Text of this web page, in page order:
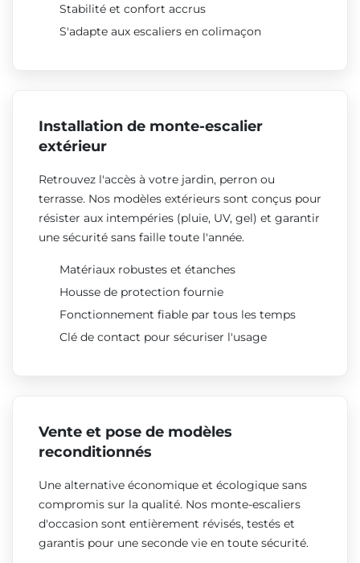
Stabilité et confort accrus
S'adapte aux escaliers en colimaçon
Installation de monte-escalier
extérieur
Retrouvez l'accès à votre jardin, perron ou
terrasse. Nos modèles extérieurs sont conçus pour
résister aux intempéries (pluie, UV, gel) et garantir
une sécurité sans faille toute l'année.
Matériaux robustes et étanches
Housse de protection fournie
Fonctionnement fiable par tous les temps
Clé de contact pour sécuriser l'usage
Vente et pose de modèles
reconditionnés
Une alternative économique et écologique sans
compromis sur la qualité. Nos monte-escaliers
d'occasion sont entièrement révisés, testés et
garantis pour une seconde vie en toute sécurité.